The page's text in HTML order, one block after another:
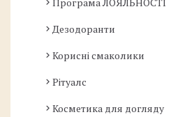
Дезодоранти
Корисні смаколики
Рітуалс
Косметика для догляду